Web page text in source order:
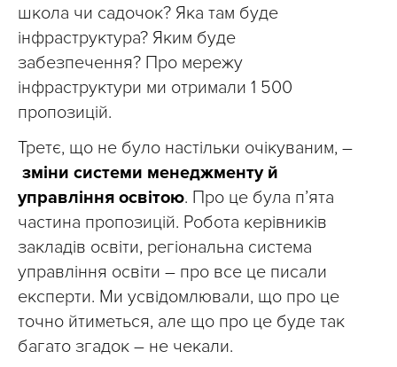
школа чи садочок? Яка там буде
інфраструктура? Яким буде
забезпечення? Про мережу
інфраструктури ми отримали 1 500
пропозицій.
Третє, що не було настільки очікуваним, –
зміни системи менеджменту й
управління освітою. Про це була пʼята
частина пропозицій. Робота керівників
закладів освіти, регіональна система
управління освіти – про все це писали
експерти. Ми усвідомлювали, що про це
точно йтиметься, але що про це буде так
багато згадок – не чекали.